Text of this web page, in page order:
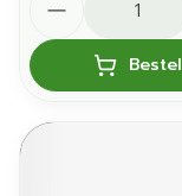
Bestel